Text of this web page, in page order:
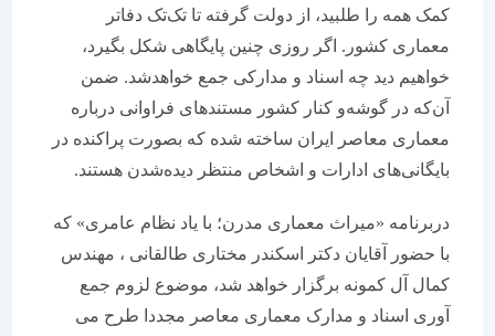
کمک همه را ‌طلبید، از دولت گرفته تا تک‌تک دفاتر
معماری کشور. اگر روزی چنین پایگاهی شکل بگیرد،
خواهیم دید چه اسناد و مدارکی جمع خواهدشد. ضمن
آن‌که در گوشه‌و کنار کشور مستندهای فراوانی درباره
معماری معاصر ایران ساخته شده که بصورت پراکنده در
بایگانی‌های ادارات و اشخاص منتظر دیده‌شدن هستند.
دربرنامه «میراث معماری مدرن؛ با یاد نظام عامری» که
با حضور آقایان دکتر اسکندر مختاری طالقانی ، مهندس
کمال آل کمونه برگزار خواهد شد، موضوع لزوم جمع
آوری اسناد و مدارک معماری معاصر مجددا طرح می